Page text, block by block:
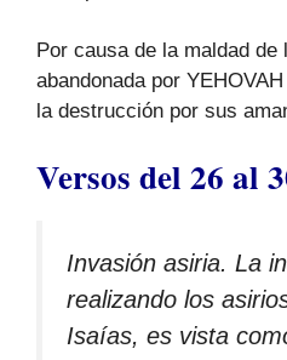
Por causa de la maldad
abandonada por
la destrucción por sus
Versos del 26 al
Invasión asiria. La
realizando los
Isaías, es vista